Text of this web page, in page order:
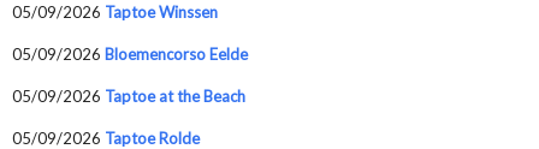
05/09/2026 Taptoe Winssen
05/09/2026 Bloemencorso Eelde
05/09/2026 Taptoe at the Beach
05/09/2026 Taptoe Rolde